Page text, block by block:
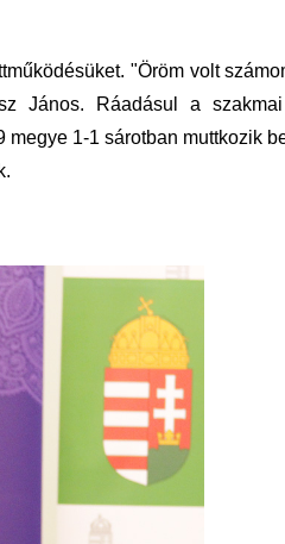
"Öröm volt
János. Ráadásul a
1-1 sárotban muttkozik